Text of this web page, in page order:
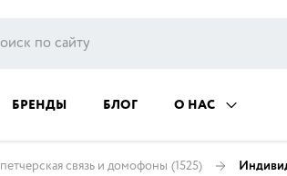
БРЕНДЫ БЛОГ О НАС
связь и домофоны (1525)